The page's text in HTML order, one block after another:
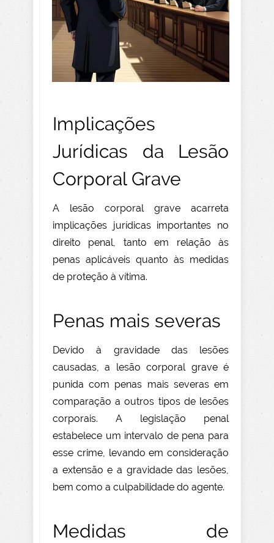
Implicações
Jurídicas da Lesão
Corporal Grave
A lesão corporal grave acarreta
implicações jurídicas importantes no
direito penal, tanto em relação às
penas aplicáveis quanto às medidas
de proteção à vítima.
Penas mais severas
Devido à gravidade das lesões
causadas, a lesão corporal grave é
punida com penas mais severas em
comparação a outros tipos de lesões
corporais. A legislação penal
estabelece um intervalo de pena para
esse crime, levando em consideração
a extensão e a gravidade das lesões,
bem como a culpabilidade do agente.
Medidas de